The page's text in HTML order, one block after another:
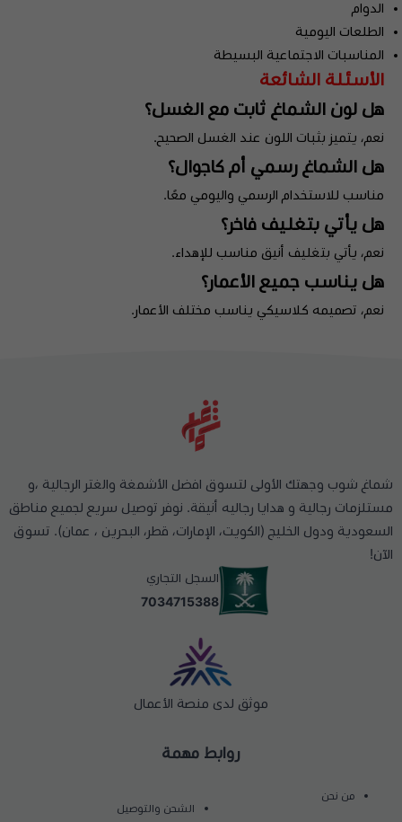
الدوام
الطلعات اليومية
المناسبات الاجتماعية البسيطة
الأسئلة الشائعة
هل لون الشماغ ثابت مع الغسل؟
نعم، يتميز بثبات اللون عند الغسل الصحيح.
هل الشماغ رسمي أم كاجوال؟
مناسب للاستخدام الرسمي واليومي معًا.
هل يأتي بتغليف فاخر؟
نعم، يأتي بتغليف أنيق مناسب للإهداء.
هل يناسب جميع الأعمار؟
نعم، تصميمه كلاسيكي يناسب مختلف الأعمار.
روابط مهمة
من نحن
الشحن والتوصيل
شماغ شوب وجهتك الأولى لتسوق افضل الأشمغة والغتر الرجالية ،و
مستلزمات رجالية و هدايا رجاليه أنيقة. نوفر توصيل سريع لجميع مناطق
السعودية ودول الخليج (الكويت، الإمارات، قطر، البحرين ، عمان). تسوق
الآن!
السجل التجاري
7034715388
موثق لدى منصة الأعمال